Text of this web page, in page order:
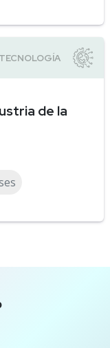
de la